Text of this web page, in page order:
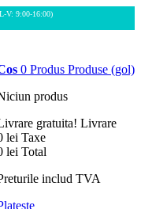
V: 9:00-16:00)
0 Produs Produse (gol)
produs
gratuita! Livrare
lei Taxe
lei Total
includ TVA